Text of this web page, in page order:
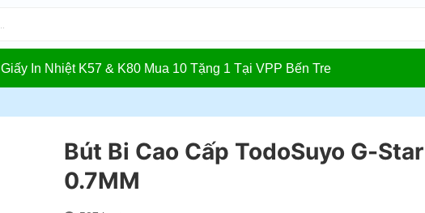
Giấy In Nhiệt K57 & K80 Mua 10 Tặng 1 Tại VPP Bến Tre
Bút Bi Cao Cấp TodoSuyo G-Star
0.7MM